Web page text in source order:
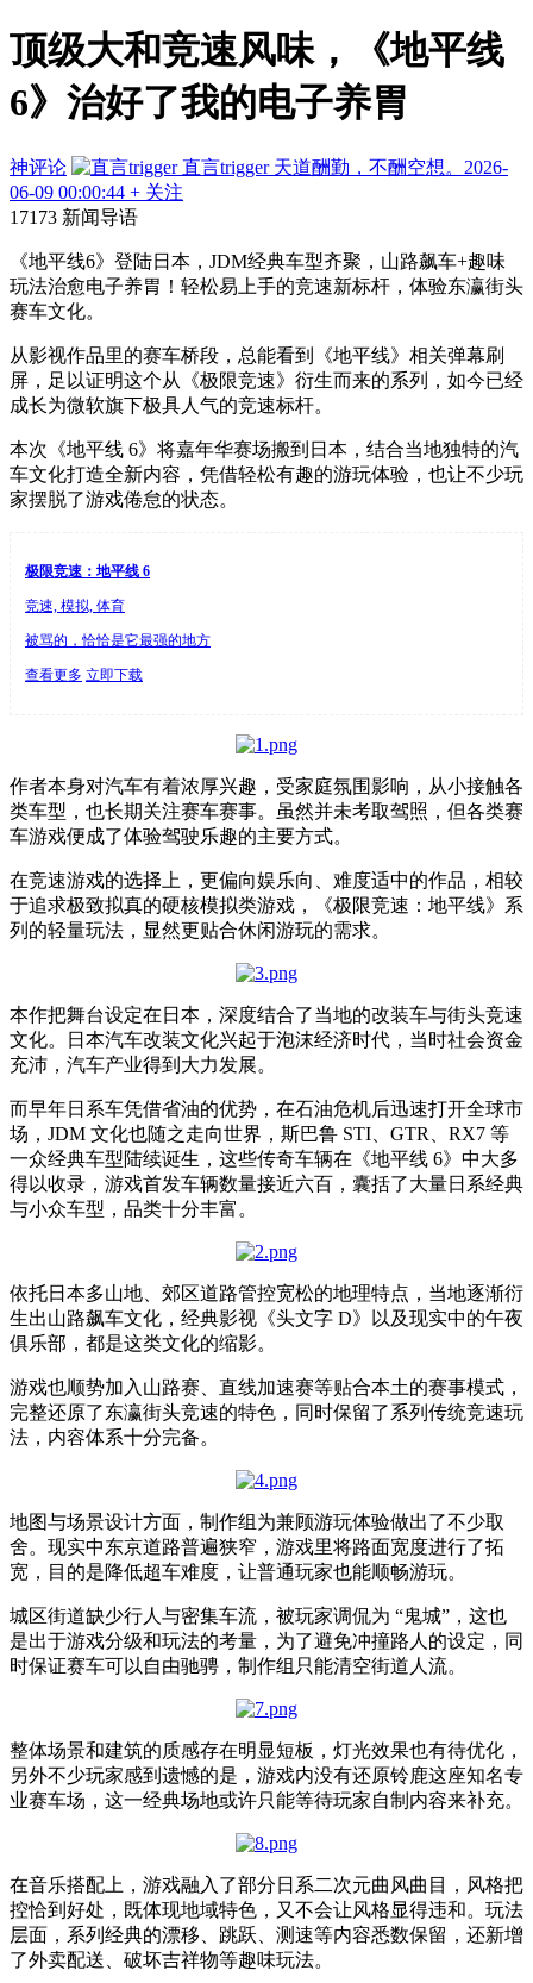
顶级大和竞速风味，《地平线
6》治好了我的电子养胃
神评论 直言trigger 天道酬勤，不酬空想。 2026-
06-09 00:00:44 + 关注
17173 新闻导语
《地平线6》登陆日本，JDM经典车型齐聚，山路飙车+趣味
玩法治愈电子养胃！轻松易上手的竞速新标杆，体验东瀛街头
赛车文化。
从影视作品里的赛车桥段，总能看到《地平线》相关弹幕刷
屏，足以证明这个从《极限竞速》衍生而来的系列，如今已经
成长为微软旗下极具人气的竞速标杆。
本次《地平线 6》将嘉年华赛场搬到日本，结合当地独特的汽
车文化打造全新内容，凭借轻松有趣的游玩体验，也让不少玩
家摆脱了游戏倦怠的状态。
极限竞速：地平线 6
竞速, 模拟, 体育
被骂的，恰恰是它最强的地方
查看更多 立即下载
作者本身对汽车有着浓厚兴趣，受家庭氛围影响，从小接触各
类车型，也长期关注赛车赛事。虽然并未考取驾照，但各类赛
车游戏便成了体验驾驶乐趣的主要方式。
在竞速游戏的选择上，更偏向娱乐向、难度适中的作品，相较
于追求极致拟真的硬核模拟类游戏，《极限竞速：地平线》系
列的轻量玩法，显然更贴合休闲游玩的需求。
本作把舞台设定在日本，深度结合了当地的改装车与街头竞速
文化。日本汽车改装文化兴起于泡沫经济时代，当时社会资金
充沛，汽车产业得到大力发展。
而早年日系车凭借省油的优势，在石油危机后迅速打开全球市
场，JDM 文化也随之走向世界，斯巴鲁 STI、GTR、RX7 等
一众经典车型陆续诞生，这些传奇车辆在《地平线 6》中大多
得以收录，游戏首发车辆数量接近六百，囊括了大量日系经典
与小众车型，品类十分丰富。
依托日本多山地、郊区道路管控宽松的地理特点，当地逐渐衍
生出山路飙车文化，经典影视《头文字 D》以及现实中的午夜
俱乐部，都是这类文化的缩影。
游戏也顺势加入山路赛、直线加速赛等贴合本土的赛事模式，
完整还原了东瀛街头竞速的特色，同时保留了系列传统竞速玩
法，内容体系十分完备。
地图与场景设计方面，制作组为兼顾游玩体验做出了不少取
舍。现实中东京道路普遍狭窄，游戏里将路面宽度进行了拓
宽，目的是降低超车难度，让普通玩家也能顺畅游玩。
城区街道缺少行人与密集车流，被玩家调侃为 “鬼城”，这也
是出于游戏分级和玩法的考量，为了避免冲撞路人的设定，同
时保证赛车可以自由驰骋，制作组只能清空街道人流。
整体场景和建筑的质感存在明显短板，灯光效果也有待优化，
另外不少玩家感到遗憾的是，游戏内没有还原铃鹿这座知名专
业赛车场，这一经典场地或许只能等待玩家自制内容来补充。
在音乐搭配上，游戏融入了部分日系二次元曲风曲目，风格把
控恰到好处，既体现地域特色，又不会让风格显得违和。玩法
层面，系列经典的漂移、跳跃、测速等内容悉数保留，还新增
了外卖配送、破坏吉祥物等趣味玩法。